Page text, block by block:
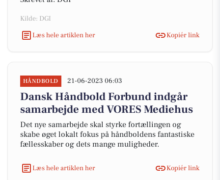
Kilde: DGI
Læs hele artiklen her
Kopiér link
HÅNDBOLD 21-06-2023 06:03
Dansk Håndbold Forbund indgår
samarbejde med VORES Mediehus
Det nye samarbejde skal styrke fortællingen og
skabe øget lokalt fokus på håndboldens fantastiske
fællesskaber og dets mange muligheder.
Læs hele artiklen her Kopiér link